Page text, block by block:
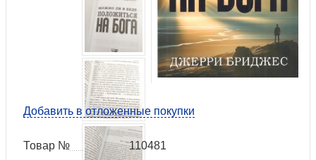
Добавить в отложенные покупки
Товар №
110481